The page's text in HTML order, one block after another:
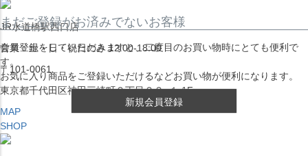
JR水道橋駅西口店
営業：土・日・祝日のみ 12:00-18:00
〒101-0061
東京都千代田区神田三崎町２丁目２２−１ 1F
MAP
SHOP
まだご登録がお済みでないお客様
会員登録をしていただきますと、二度目のお買い物時にとても便利で
す。
お気に入り商品をご登録いただけるなどお買い物が便利になります。
新規会員登録